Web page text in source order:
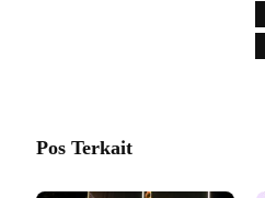
Pos Terkait